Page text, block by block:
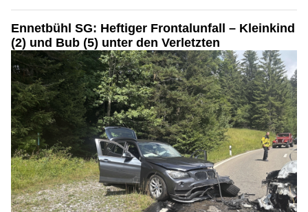
Ennetbühl SG: Heftiger Frontalunfall – Kleinkind
(2) und Bub (5) unter den Verletzten